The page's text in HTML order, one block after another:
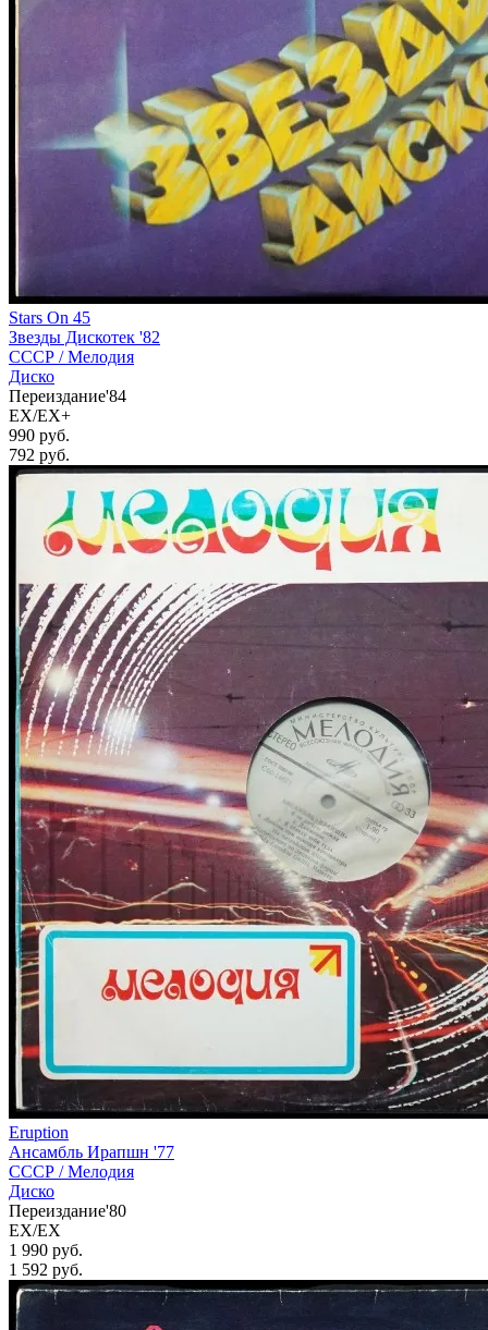
Stars On 45
Звезды Дискотек '82
СССР /Мелодия
Диско
Переиздание'84
EX/EX+
990 руб.
792 руб.
Eruption
Ансамбль Ирапшн '77
СССР /Мелодия
Диско
Переиздание'80
EX/EX
1 990 руб.
1 592 руб.